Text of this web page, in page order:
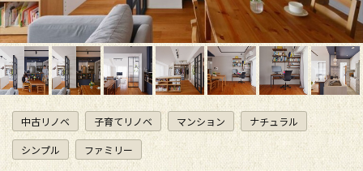
中古リノベ 子育てリノベ マンション ナチュラル
シンプル ファミリー